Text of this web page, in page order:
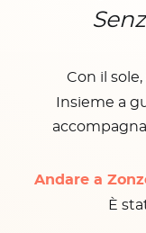
Con il
Insieme a
Andare a
È